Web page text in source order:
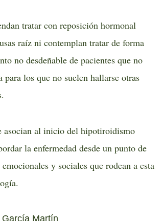
tratar con reposición hormonal
raíz ni contemplan tratar de forma
no desdeñable de pacientes que no
los que no suelen hallarse otras
asocian al inicio del hipotiroidismo
la enfermedad desde un punto de
y sociales que rodean a esta
Martín